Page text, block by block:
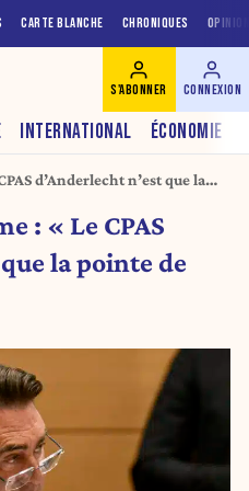
CARTE BLANCHE CHRONIQUES
INTERNATIONAL ÉCONOMIE
S'ABONNER CONNEXION
d’Anderlecht n’est que la
: « Le CPAS
la pointe de